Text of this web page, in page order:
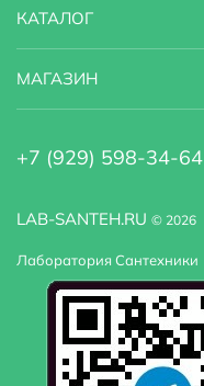
LAB-SANTEH.RU © 2026
Лаборатория Сантехники
КАТАЛОГ
МАГАЗИН
+7 (929) 598-34-64